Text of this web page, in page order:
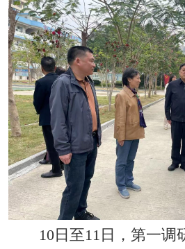
10日至11日，第一调